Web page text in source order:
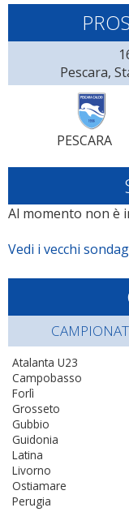
Pescara,
PESCARA
Al momento non è
Vedi i vecchi
Atalanta U23
Campobasso
Forlì
Grosseto
Gubbio
Guidonia
Latina
Livorno
Ostiamare
Perugia